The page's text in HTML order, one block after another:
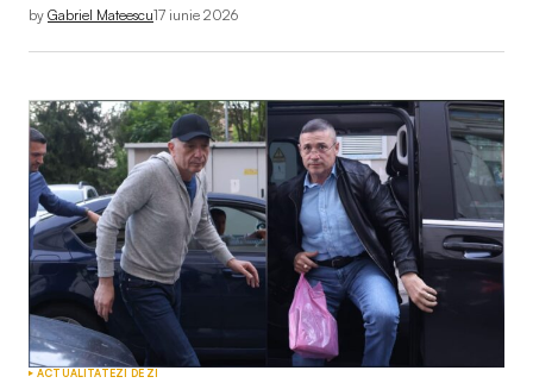
by Gabriel Mateescu17 iunie 2026
ACTUALITATEZI DE ZI